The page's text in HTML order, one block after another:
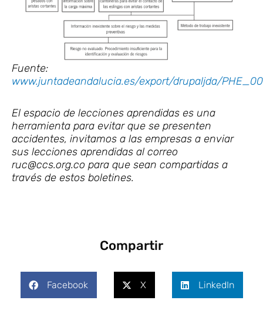
Fuente:
www.juntadeandalucia.es/export/drupaljda/
El espacio de lecciones aprendidas es una
herramienta para evitar que se presenten
accidentes, invitamos a las empresas a enviar
sus lecciones aprendidas al correo
ruc@ccs.org.co para que sean compartidas a
través de estos boletines.
Compartir
Facebook X LinkedIn